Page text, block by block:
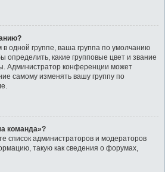
в одной группе, ваша группа по умолчанию
определить, какие групповые цвет и звание
Администратор конференции может
самому изменять вашу группу по
команда»?
список администраторов и модераторов
такую как сведения о форумах,